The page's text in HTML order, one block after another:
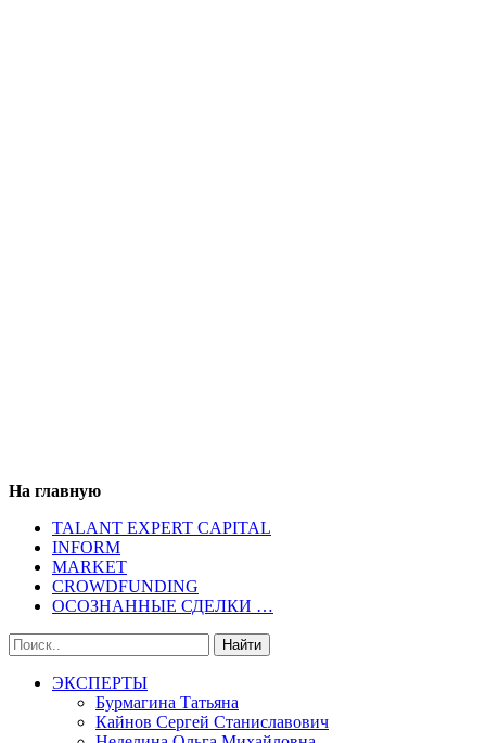
На главную
TALANT EXPERT CAPITAL
INFORM
MARKET
CROWDFUNDING
ОСОЗНАННЫЕ СДЕЛКИ …
ЭКСПЕРТЫ
Бурмагина Татьяна
Кайнов Сергей Станиславович